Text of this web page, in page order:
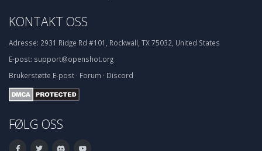
KONTAKT OSS
Adresse: 2931 Ridge Rd #101, Rockwall, TX 75032, United States
E-post: support@openshot.org
Brukerstøtte E-post · Forum · Discord
FØLG OSS